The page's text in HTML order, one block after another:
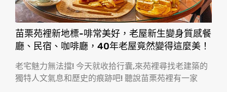
苗栗苑裡新地標-啡常美好，老屋新生變身質感餐
廳、民宿、咖啡廳，40年老屋竟然變得這麼美！
老宅魅力無法擋! 今天就收拾行囊,來苑裡尋找老建築的
獨特人文氣息和歷史的痕跡吧! 聽說苗栗苑裡有一家